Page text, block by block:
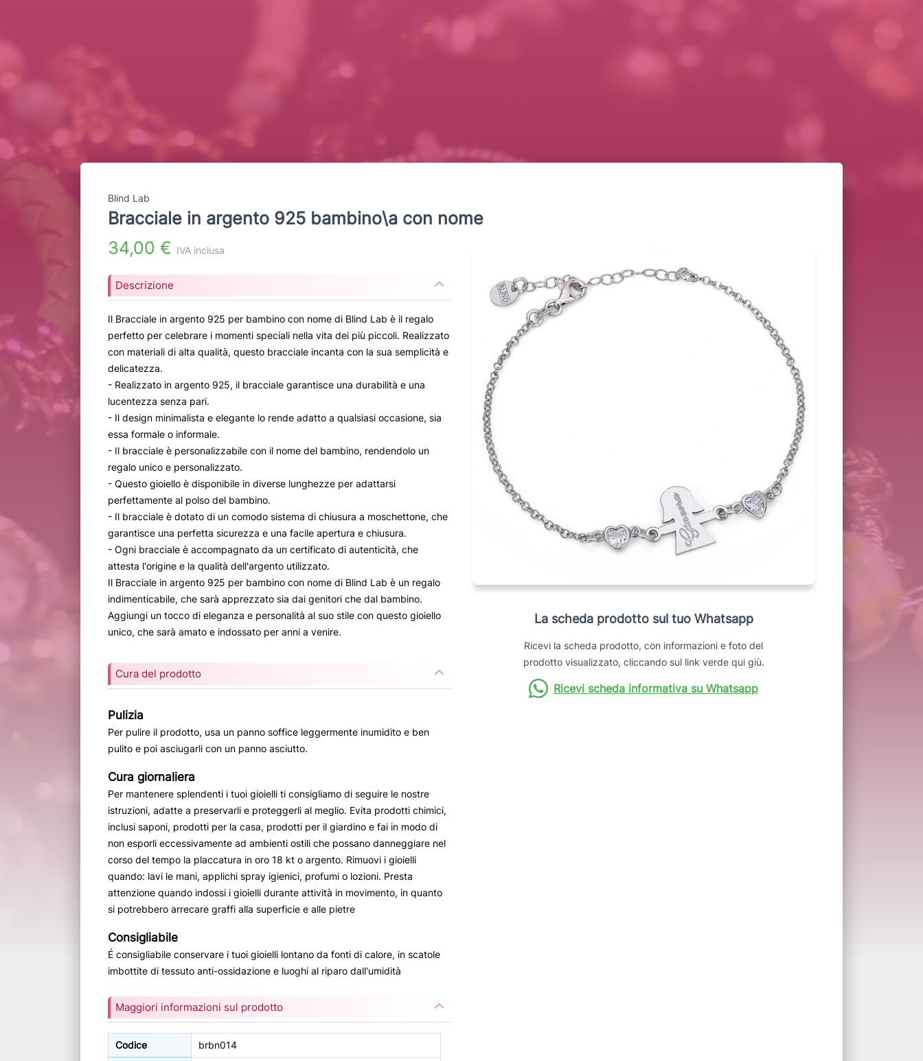
Blind Lab
Bracciale in argento 925 bambino\a con nome
34,00 € IVA inclusa
Descrizione
Il Bracciale in argento 925 per bambino con nome di Blind Lab è il regalo
perfetto per celebrare i momenti speciali nella vita dei più piccoli. Realizzato
con materiali di alta qualità, questo bracciale incanta con la sua semplicità e
delicatezza.
- Realizzato in argento 925, il bracciale garantisce una durabilità e una
lucentezza senza pari.
- Il design minimalista e elegante lo rende adatto a qualsiasi occasione, sia
essa formale o informale.
- Il bracciale è personalizzabile con il nome del bambino, rendendolo un
regalo unico e personalizzato.
- Questo gioiello è disponibile in diverse lunghezze per adattarsi
perfettamente al polso del bambino.
- Il bracciale è dotato di un comodo sistema di chiusura a moschettone, che
garantisce una perfetta sicurezza e una facile apertura e chiusura.
- Ogni bracciale è accompagnato da un certificato di autenticità, che
attesta l'origine e la qualità dell'argento utilizzato.
Il Bracciale in argento 925 per bambino con nome di Blind Lab è un regalo
indimenticabile, che sarà apprezzato sia dai genitori che dal bambino.
Aggiungi un tocco di eleganza e personalità al suo stile con questo gioiello
unico, che sarà amato e indossato per anni a venire.
Cura del prodotto
Pulizia
Per pulire il prodotto, usa un panno soffice leggermente inumidito e ben
pulito e poi asciugarli con un panno asciutto.
Cura giornaliera
Per mantenere splendenti i tuoi gioielli ti consigliamo di seguire le nostre
istruzioni, adatte a preservarli e proteggerli al meglio. Evita prodotti chimici,
inclusi saponi, prodotti per la casa, prodotti per il giardino e fai in modo di
non esporli eccessivamente ad ambienti ostili che possano danneggiare nel
corso del tempo la placcatura in oro 18 kt o argento. Rimuovi i gioielli
quando: lavi le mani, applichi spray igienici, profumi o lozioni. Presta
attenzione quando indossi i gioielli durante attività in movimento, in quanto
si potrebbero arrecare graffi alla superficie e alle pietre
Consigliabile
É consigliabile conservare i tuoi gioielli lontano da fonti di calore, in scatole
imbottite di tessuto anti-ossidazione e luoghi al riparo dall'umidità
Maggiori informazioni sul prodotto
Codice brbn014
La scheda prodotto sul tuo Whatsapp
Ricevi la scheda prodotto, con informazioni e foto del
prodotto visualizzato, cliccando sul link verde qui giù.
Ricevi scheda informativa su Whatsapp